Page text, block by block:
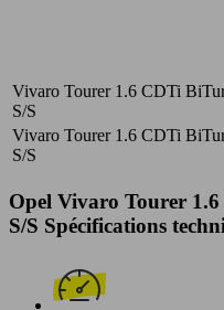
Vivaro Tourer 1.6 CDTi
S/S
Vivaro Tourer 1.6 CDTi
S/S
Opel Vivaro Tourer
S/S Spécifications